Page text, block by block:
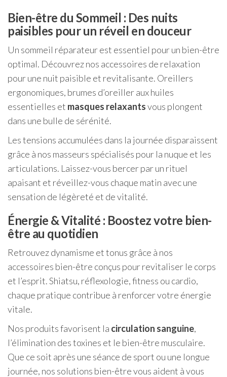
Bien-être du Sommeil : Des nuits
paisibles pour un réveil en douceur
Un sommeil réparateur est essentiel pour un bien-être
optimal. Découvrez nos accessoires de relaxation
pour une nuit paisible et revitalisante. Oreillers
ergonomiques, brumes d’oreiller aux huiles
essentielles et masques relaxantsvous plongent
dans une bulle de sérénité.
Les tensions accumulées dans la journée disparaissent
grâce à nos masseurs spécialisés pour la nuque et les
articulations. Laissez-vous bercer par un rituel
apaisant et réveillez-vous chaque matin avec une
sensation de légèreté et de vitalité.
Énergie & Vitalité : Boostez votre bien-
être au quotidien
Retrouvez dynamisme et tonus grâce à nos
accessoires bien-être conçus pour revitaliser le corps
et l’esprit. Shiatsu, réflexologie, fitness ou cardio,
chaque pratique contribue à renforcer votre énergie
vitale.
Nos produits favorisent la circulation sanguine,
l’élimination des toxines et le bien-être musculaire.
Que ce soit après une séance de sport ou une longue
journée, nos solutions bien-être vous aident à vous